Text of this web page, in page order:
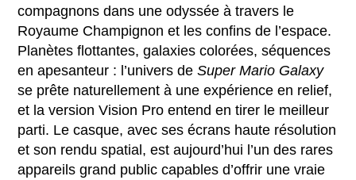
compagnons dans une odyssée à travers le
Royaume Champignon et les confins de l’espace.
Planètes flottantes, galaxies colorées, séquences
en apesanteur : l’univers deSuper Mario Galaxy
se prête naturellement à une expérience en relief,
et la version Vision Pro entend en tirer le meilleur
parti. Le casque, avec ses écrans haute résolution
et son rendu spatial, est aujourd’hui l’un des rares
appareils grand public capables d’offrir une vraie